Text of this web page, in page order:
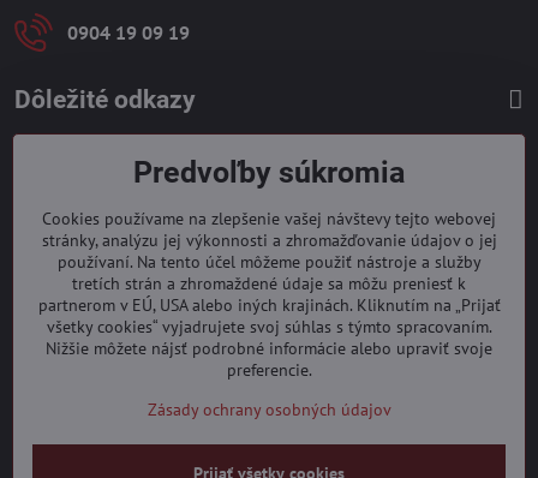
0904 19 09 19
Dôležité odkazy
©2026Copyright
Predvoľby súkromia
Cookies používame na zlepšenie vašej návštevy tejto webovej
stránky, analýzu jej výkonnosti a zhromažďovanie údajov o jej
používaní. Na tento účel môžeme použiť nástroje a služby
tretích strán a zhromaždené údaje sa môžu preniesť k
partnerom v EÚ, USA alebo iných krajinách. Kliknutím na „Prijať
všetky cookies“ vyjadrujete svoj súhlas s týmto spracovaním.
Nižšie môžete nájsť podrobné informácie alebo upraviť svoje
preferencie.
Zásady ochrany osobných údajov
Prijať všetky cookies